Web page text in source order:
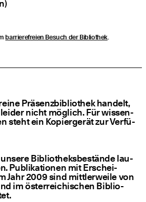
bar­rie­re­frei­en Besuch der Biblio­thek.
Prä­senz­bi­blio­thek han­delt,
nicht mög­lich. Für wis­sen­
steht ein Kopier­ge­rät zur Ver­fü­
Biblio­theks­be­stän­de lau­
Publi­ka­tio­nen mit Erschei­
Jahr 2009 sind mitt­ler­wei­le von
im öster­rei­chi­schen Biblio­